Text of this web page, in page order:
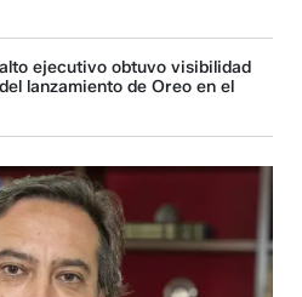
ejecutivo obtuvo visibilidad
lanzamiento de Oreo en el